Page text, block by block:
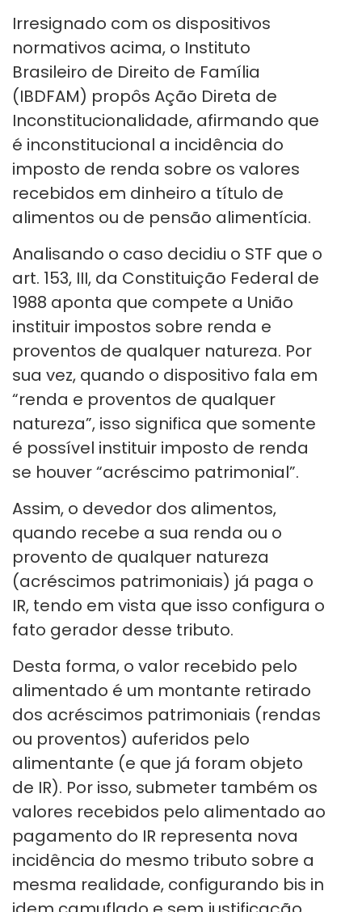
Irresignado com os dispositivos
normativos acima, o Instituto
Brasileiro de Direito de Família
(IBDFAM) propôs Ação Direta de
Inconstitucionalidade, afirmando que
é inconstitucional a incidência do
imposto de renda sobre os valores
recebidos em dinheiro a título de
alimentos ou de pensão alimentícia.
Analisando o caso decidiu o STF que o
art. 153, III, da Constituição Federal de
1988 aponta que compete a União
instituir impostos sobre renda e
proventos de qualquer natureza. Por
sua vez, quando o dispositivo fala em
“renda e proventos de qualquer
natureza”, isso significa que somente
é possível instituir imposto de renda
se houver “acréscimo patrimonial”.
Assim, o devedor dos alimentos,
quando recebe a sua renda ou o
provento de qualquer natureza
(acréscimos patrimoniais) já paga o
IR, tendo em vista que isso configura o
fato gerador desse tributo.
Desta forma, o valor recebido pelo
alimentado é um montante retirado
dos acréscimos patrimoniais (rendas
ou proventos) auferidos pelo
alimentante (e que já foram objeto
de IR). Por isso, submeter também os
valores recebidos pelo alimentado ao
pagamento do IR representa nova
incidência do mesmo tributo sobre a
mesma realidade, configurando bis in